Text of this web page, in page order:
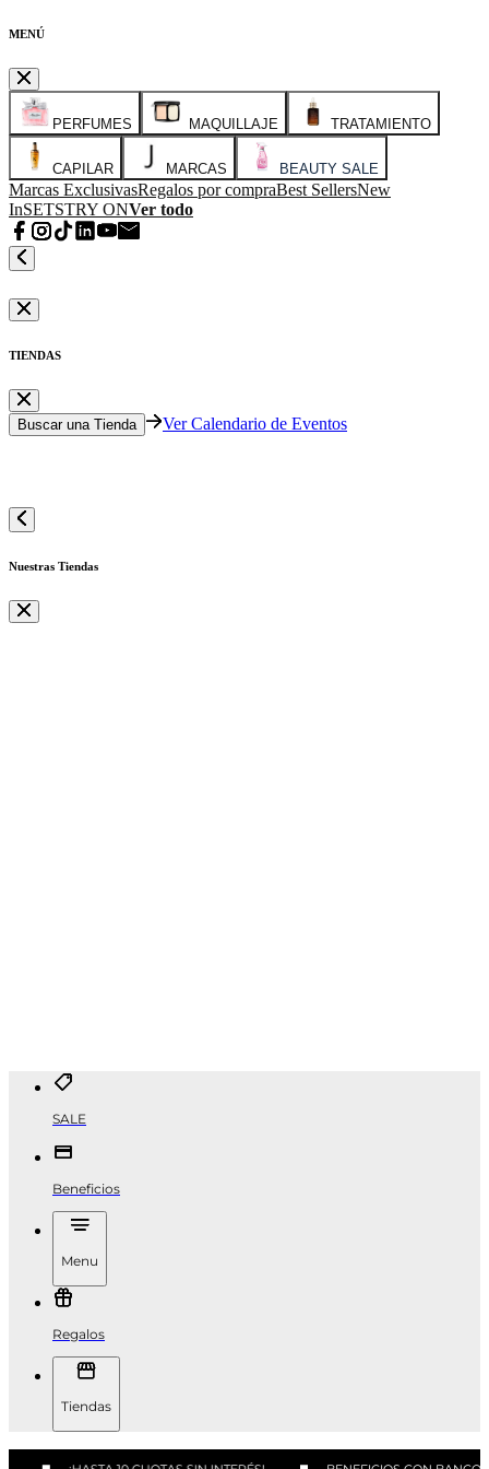
MENÚ
PERFUMES MAQUILLAJE TRATAMIENTO
CAPILAR MARCAS BEAUTY SALE
Marcas ExclusivasRegalos por compraBest SellersNew
InSETSTRY ONVer todo
TIENDAS
Buscar una Tienda Ver Calendario de Eventos
Nuestras Tiendas
SALE
Beneficios
Menu
Regalos
Tiendas